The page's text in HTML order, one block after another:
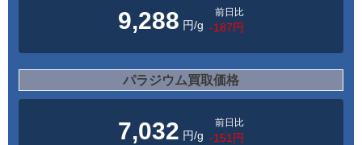
9,288 円/g
前日比
-187円
パラジウム買取価格
7,032 円/g
前日比
-151円